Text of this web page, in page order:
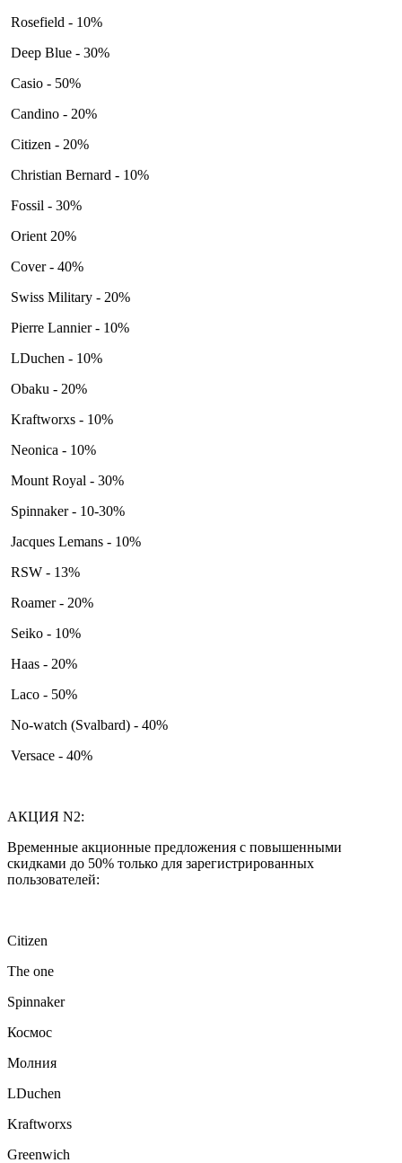
Rosefield - 10%
Deep Blue - 30%
Casio - 50%
Candino - 20%
Citizen - 20%
Christian Bernard - 10%
Fossil - 30%
Orient 20%
Cover - 40%
Swiss Military - 20%
Pierre Lannier - 10%
LDuchen - 10%
Obaku - 20%
Kraftworxs - 10%
Neonica - 10%
Mount Royal - 30%
Spinnaker - 10-30%
Jacques Lemans - 10%
RSW - 13%
Roamer - 20%
Seiko - 10%
Haas - 20%
Laco - 50%
No-watch (Svalbard) - 40%
Versace - 40%
АКЦИЯ N2:
Временные акционные предложения с повышенными
скидками до 50% только для зарегистрированных
пользователей:
Citizen
The one
Spinnaker
Космос
Молния
LDuchen
Kraftworxs
Greenwich